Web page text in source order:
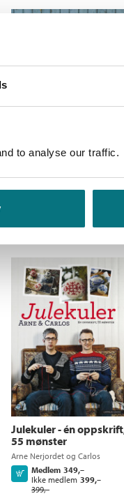
to analyse our traffic.
Strikk fra Setesdal
Julekuler - én
55 mønster
Arne Nerjordet og Carlos
ZachrisonMedlem 349,–
Ikke medlem 399,–
399,–
Kjøp